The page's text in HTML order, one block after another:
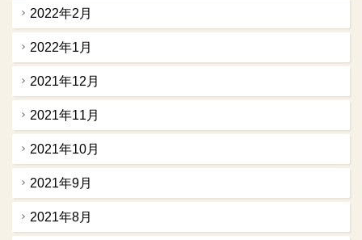
2022年2月
2022年1月
2021年12月
2021年11月
2021年10月
2021年9月
2021年8月